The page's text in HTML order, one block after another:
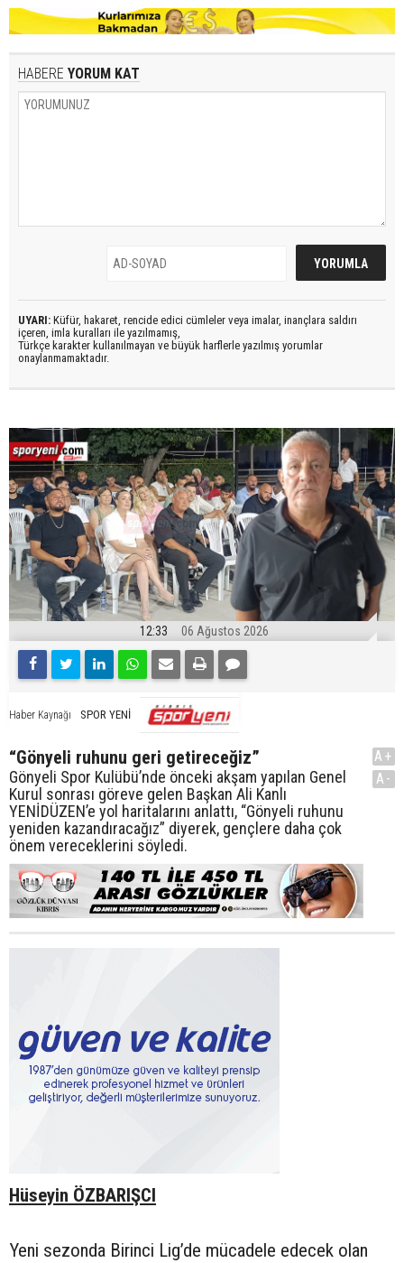
HABERE YORUM KAT
UYARI: Küfür, hakaret, rencide edici cümleler veya imalar, inançlara saldırı
içeren, imla kuralları ile yazılmamış,
Türkçe karakter kullanılmayan ve büyük harflerle yazılmış yorumlar
onaylanmamaktadır.
12:33 06 Ağustos 2026
Haber Kaynağı SPOR YENİ
“Gönyeli ruhunu geri getireceğiz”
Gönyeli Spor Kulübü’nde önceki akşam yapılan Genel
Kurul sonrası göreve gelen Başkan Ali Kanlı
YENİDÜZEN’e yol haritalarını anlattı, “Gönyeli ruhunu
yeniden kazandıracağız” diyerek, gençlere daha çok
önem vereceklerini söyledi.
A+
A-
Hüseyin ÖZBARIŞCI
Yeni sezonda Birinci Lig’de mücadele edecek olan